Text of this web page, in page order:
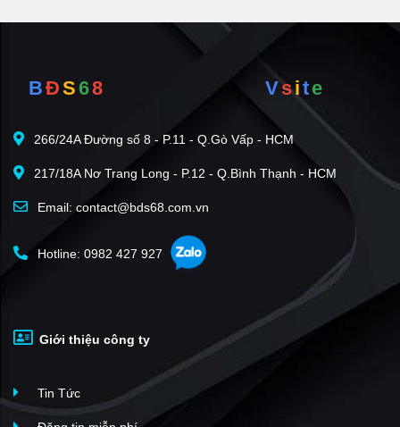
BĐS68 Vsite
266/24A Đường số 8 - P.11 - Q.Gò Vấp - HCM
217/18A Nơ Trang Long - P.12 - Q.Bình Thạnh - HCM
Email: contact@bds68.com.vn
Hotline: 0982 427 927
Giới thiệu công ty
Tin Tức